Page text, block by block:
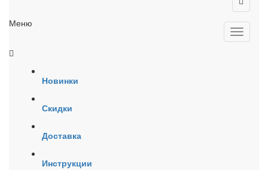
Меню
Новинки
Скидки
Доставка
Инструкции